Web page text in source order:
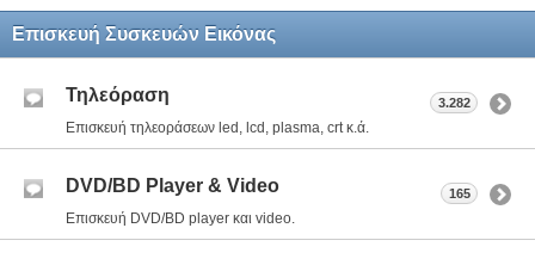
Επισκευή Συσκευών Εικόνας
Τηλεόραση
Επισκευή τηλεοράσεων led, lcd, plasma, crt κ.ά.
3.282
DVD/BD Player & Video
Επισκευή DVD/BD player και video.
165